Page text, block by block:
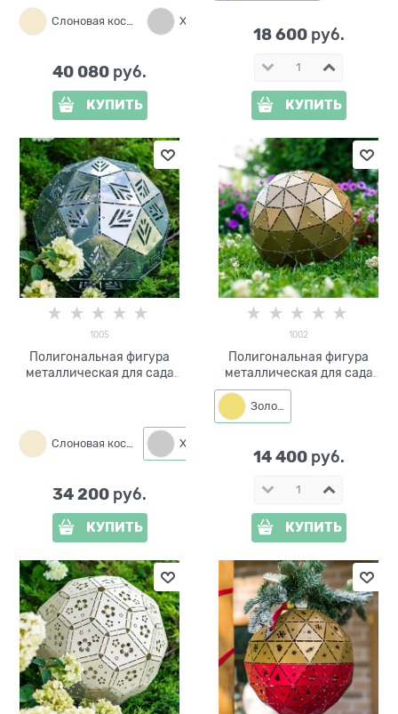
Слоновая кость
40 080 руб.
КУПИТЬ
18 600 руб.
КУПИТЬ
1005
Полигональная фигура
металлическая для сада
Слоновая кость
34 200 руб.
КУПИТЬ
1002
Полигональная фигура
металлическая для сада
Шар малый d=30 см 1002
Золото
14 400 руб.
КУПИТЬ